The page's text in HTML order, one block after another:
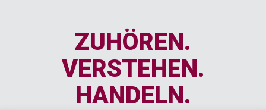
ZUHÖREN.
VERSTEHEN.
HANDELN.